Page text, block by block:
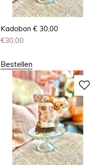
Kadobon € 30,00
€30,00
Bestellen